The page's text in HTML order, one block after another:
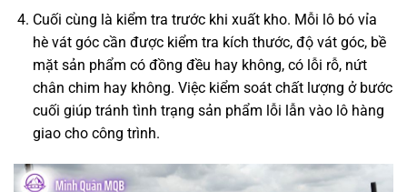
Cuối cùng là kiểm tra trước khi xuất kho. Mỗi lô bó vỉa
hè vát góc cần được kiểm tra kích thước, độ vát góc, bề
mặt sản phẩm có đồng đều hay không, có lỗi rỗ, nứt
chân chim hay không. Việc kiểm soát chất lượng ở bước
cuối giúp tránh tình trạng sản phẩm lỗi lẫn vào lô hàng
giao cho công trình.